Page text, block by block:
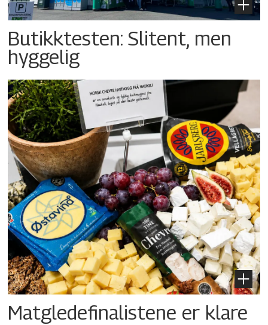
Butikktesten: Slitent, men
hyggelig
Matgledefinalistene er klare